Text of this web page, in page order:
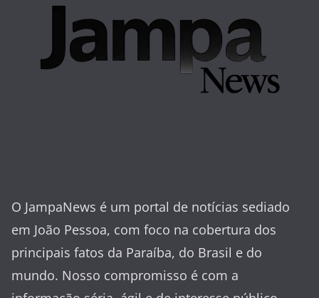
O JampaNews é um portal de notícias sediado
em João Pessoa, com foco na cobertura dos
principais fatos da Paraíba, do Brasil e do
mundo. Nosso compromisso é com a